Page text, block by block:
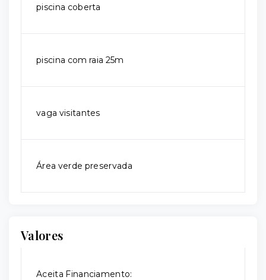
piscina coberta
piscina com raia 25m
vaga visitantes
Área verde preservada
Valores
Aceita Financiamento: